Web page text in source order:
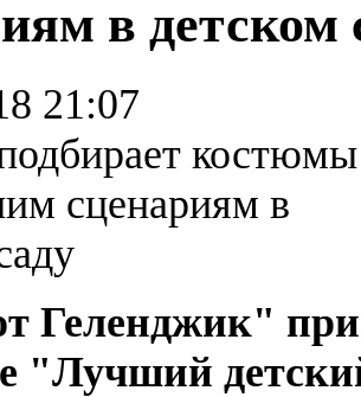
в детском
21:07
Геленджик"
"Лучший